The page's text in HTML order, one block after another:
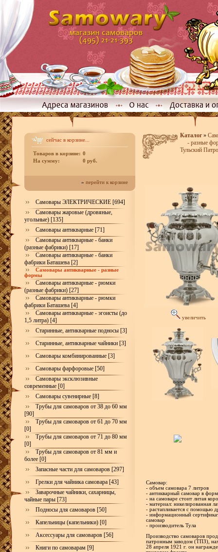
сейчас в корзине...
Товаров в корзине: 0
На сумму:
0 руб.
» перейти к корзине
Самовары ЭЛЕКТРИЧЕСКИЕ [694]
Самовары жаровые (дровяные,
угольные) [135]
Самовары антикварные [71]
Самовары антикварные - банки
(разные фабрики) [17]
Самовары антикварные - банки
фабрики Баташева [2]
Самовары антикварные - разные
формы
Самовары антикварные - рюмки
(разные фабрики) [27]
Самовары антикварные - рюмки
фабрики Баташева [4]
Самовары антикварные - эгоисты (до
1,5 литра) [4]
Старинные, антикварные подносы [3]
Старинные, антикварные чайники [3]
Самовары комбинированные [3]
Самовары фарфоровые [50]
Самовары эксклюзивные
современные [0]
Самовары сувенирные [8]
Трубы для самоваров от 38 до 60 мм
[90]
Трубы для самоваров от 61 до 70 мм
[0]
Трубы для самоваров от 71 до 80 мм
[0]
Трубы для самоваров от 81 мм и
более [0]
Запасные части для самоваров [297]
Грелки для чайника самовара [43]
Заварочные чайники, сахарницы,
чайные пары [73]
Подносы для самоваров [50]
Капельницы (капельники) [0]
Аксессуары для самоваров [56]
Книги по самоварам [9]
Каталог»
- разные
Тульский
увеличить
Самовар:
- объем самовара 7 литров
- антикварный самовар в
- на самоваре стоит литая
- материал: никелированная
- растапливается с помощью
- информационный
самовар
- производитель Тула
Производство самоваров
патронным заводом (ТПЗ),
28 апреля 1921 г. он